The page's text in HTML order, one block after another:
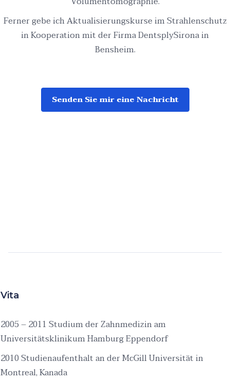
Ferner gebe ich Aktualisierungskurse im Strahlenschutz
in Kooperation mit der Firma DentsplySirona in
Bensheim.
Senden Sie mir eine Nachricht
Vita
2005 – 2011 Studium der Zahnmedizin am
Universitätsklinikum Hamburg Eppendorf
2010 Studienaufenthalt an der McGill Universität in
Montreal, Kanada